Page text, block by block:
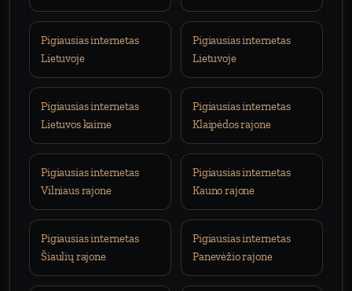
Pigiausias internetas
Lietuvoje
Pigiausias internetas
Lietuvoje
Pigiausias internetas
Lietuvos kaime
Pigiausias internetas
Klaipėdos rajone
Pigiausias internetas
Vilniaus rajone
Pigiausias internetas
Kauno rajone
Pigiausias internetas
Šiaulių rajone
Pigiausias internetas
Panevėžio rajone